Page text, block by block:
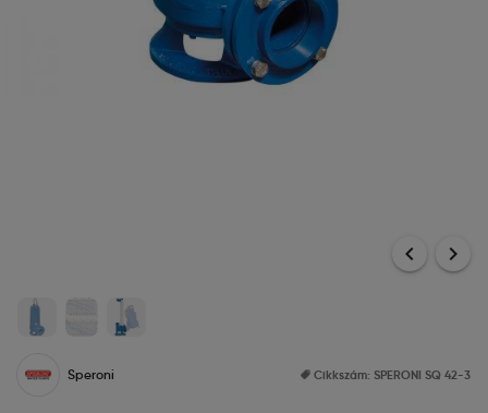
chevron_left chevron_right
Speroni Cikkszám: SPERONI SQ 42-3